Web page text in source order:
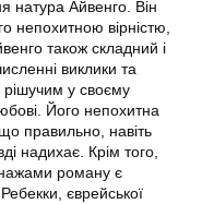
натура Айвенго. Він
непохитною вірністю,
також складний і
виклики та
рішучим у своєму
Його непохитна
правильно, навіть
надихає. Крім того,
роману є
єврейської